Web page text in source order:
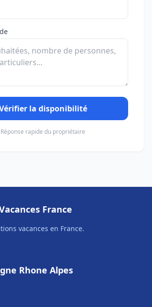
la disponibilité
Réponse rapide du propriétaire
France
vacances en France.
Rhone Alpes